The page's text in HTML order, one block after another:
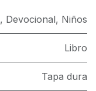
, Devocional, Niños
Libro
Tapa dura